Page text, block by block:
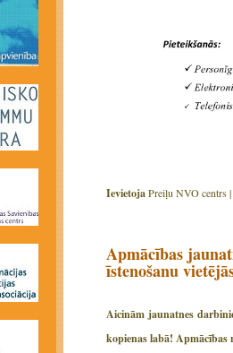
IevietojaPreiļu NVO centrs |
Apmācības
īstenošanu
Aicinām jaunatnes
kopienas labā! Apmācības